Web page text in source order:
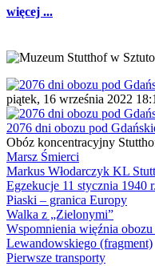
więcej ...
piątek, 16 września 2022
2076 dni obozu pod
Obóz koncentracyjny
Marsz Śmierci
Markus Włodarczyk KL
Egzekucje 11 stycznia 1940
Piaski – granica Europy
Walka z „Zielonymi”
Wspomnienia więźnia
Lewandowskiego (fragment)
Pierwsze transporty